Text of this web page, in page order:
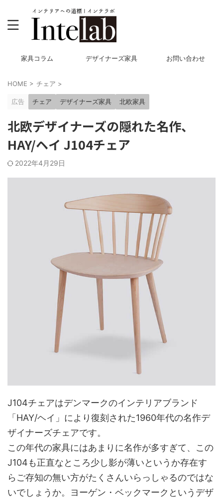
家具コラム デザイナーズ家具 お問い合わせ
HOME > チェア >
広告 チェア デザイナーズ家具 北欧家具
北欧デザイナーズの隠れた名作、
HAY/ヘイ J104チェア
2022年4月29日
J104チェアはデンマークのインテリアブランド
「HAY/ヘイ」により復刻された1960年代の名作デ
ザイナーズチェアです。
この年代の家具にはあまりに名作が多すぎて、この
J104も正直なところ少し影が薄いというか存在す
らご存知の無い方がたくさんいらっしゃるのではな
いでしょうか。ヨーゲン・ベックマークというデザ